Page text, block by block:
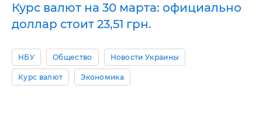
Курс валют на 30 марта: официально
доллар стоит 23,51 грн.
НБУ Общество Новости Украины
Курс валют Экономика